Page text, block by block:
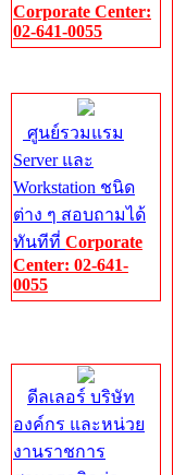
Corporate Center:
02-641-0055
ศูนย์รวมแรม
Server และ
Workstation ชนิด
ต่าง ๆ สอบถามได้
ทันทีที่ Corporate
Center: 02-641-
0055
ดีลเลอร์ บริษัท
องค์กร และหน่วย
งานราชการ